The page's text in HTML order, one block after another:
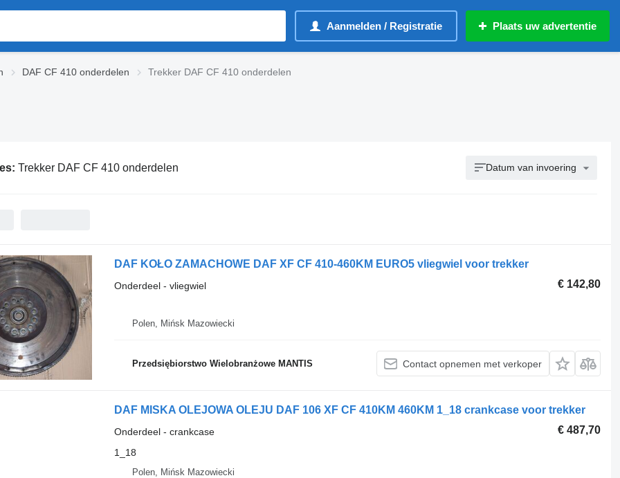
Aanmelden / Registratie Plaats uw advertentie
DAF CF 410 onderdelen Trekker DAF CF 410 onderdelen
Trekker DAF CF 410 onderdelen Datum van invoering
DAF KOŁO ZAMACHOWE DAF XF CF 410-460KM EURO5 vliegwiel voor trekker
€ 142,80
Onderdeel - vliegwiel
Polen, Mińsk Mazowiecki
Przedsiębiorstwo Wielobranżowe MANTIS Contact opnemen met verkoper
DAF MISKA OLEJOWA OLEJU DAF 106 XF CF 410KM 460KM 1_18 crankcase voor trekker
€ 487,70
Onderdeel - crankcase
1_18
Polen, Mińsk Mazowiecki